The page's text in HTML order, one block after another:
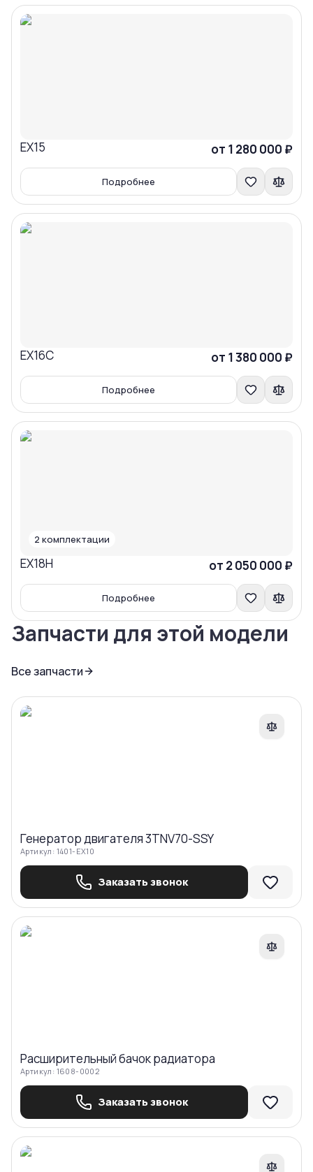
EX15 от 1 280 000 ₽
Подробнее
Сравнить
EX16C от 1 380 000 ₽
Подробнее
Сравнить
2 комплектации
EX18H от 2 050 000 ₽
Подробнее
Сравнить
Запчасти для этой модели
Все запчасти
Генератор двигателя 3TNV70-SSY
Артикул: 1401-EX10
Заказать звонок
Расширительный бачoк радиатора
Артикул: 1608-0002
Заказать звонок